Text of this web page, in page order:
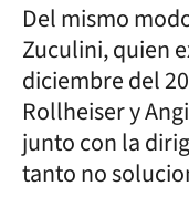
Del mismo
Zuculini, quien
diciembre del
Rollheiser y
junto con la
tanto no